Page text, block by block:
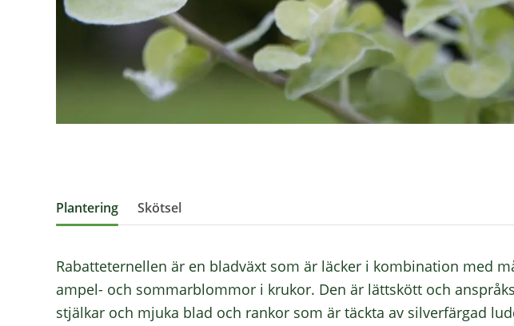
Plantering Skötsel
Rabatteternellen är en bladväxt som är läcker i kombination med
ampel- och sommarblommor i krukor. Den är lättskött och
stjälkar och mjuka blad och rankor som är täckta av silverfärgad